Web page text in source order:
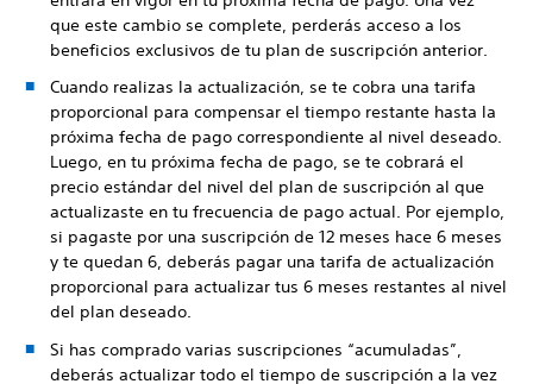
que este cambio se complete, perderás acceso a los
beneficios exclusivos de tu plan de suscripción anterior.
Cuando realizas la actualización, se te cobra una tarifa
proporcional para compensar el tiempo restante hasta la
próxima fecha de pago correspondiente al nivel deseado.
Luego, en tu próxima fecha de pago, se te cobrará el
precio estándar del nivel del plan de suscripción al que
actualizaste en tu frecuencia de pago actual. Por ejemplo,
si pagaste por una suscripción de 12 meses hace 6 meses
y te quedan 6, deberás pagar una tarifa de actualización
proporcional para actualizar tus 6 meses restantes al nivel
del plan deseado.
Si has comprado varias suscripciones “acumuladas”,
deberás actualizar todo el tiempo de suscripción a la vez